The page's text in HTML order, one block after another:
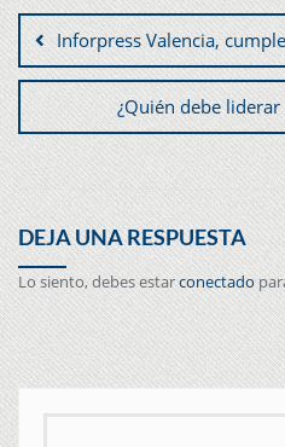
Inforpress Valencia,
¿Quién debe
DEJA UNA RESPUESTA
Lo siento, debes estarconectado